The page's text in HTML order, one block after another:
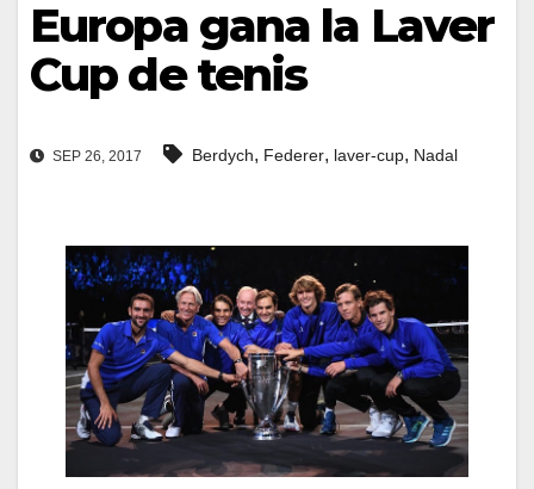
Europa gana la Laver
Cup de tenis
SEP 26, 2017 Berdych, Federer, laver-cup, Nadal